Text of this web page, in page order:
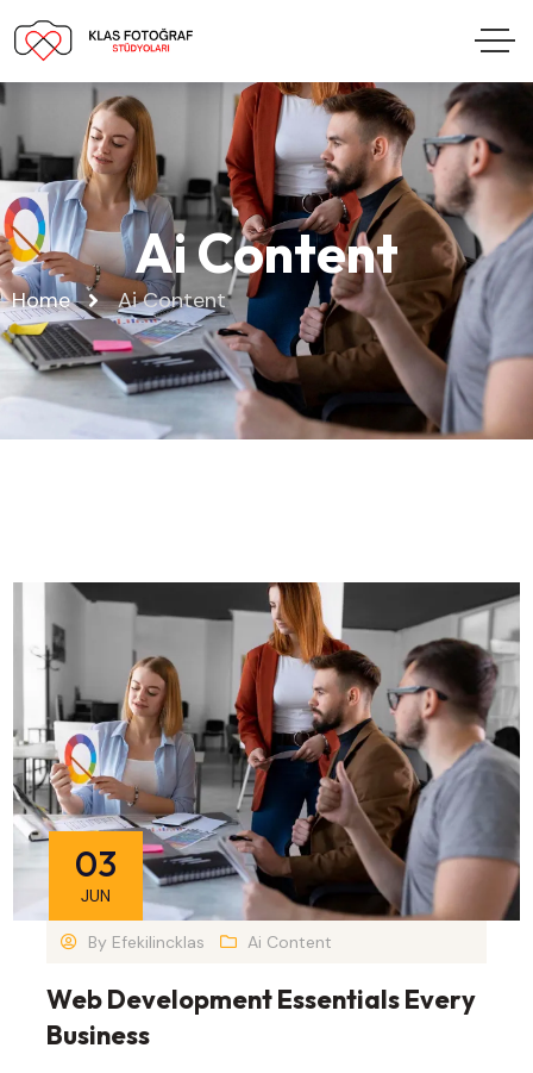
Ai Content
Home Ai Content
03
JUN
By Efekilincklas Ai Content
Web Development Essentials Every
Business